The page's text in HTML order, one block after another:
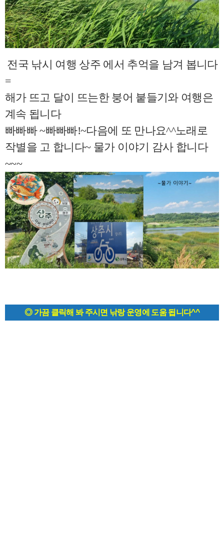
전국 낚시 여행 상주 에서 추억을 남겨 봅니다
=
해가 뜨고 달이 뜨는한 붕어 붙들기와 여행은
계속 됩니다
빠빠빠 ~빠빠빠!~다음에 또 만나요^^노래로
작별을 고 합니다~ 물가 이야기 감사 합니다
~~~
◎ 가끔 클릭해 봐 주시면 낚랑 운영에 도움 됩니다^^